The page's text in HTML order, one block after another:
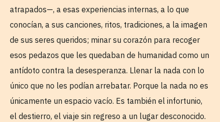
atrapados—, a esas experiencias internas, a lo que
conocían, a sus canciones, ritos, tradiciones, a la imagen
de sus seres queridos; minar su corazón para recoger
esos pedazos que les quedaban de humanidad como un
antídoto contra la desesperanza. Llenar la nada con lo
único que no les podían arrebatar. Porque la nada no es
únicamente un espacio vacío. Es también el infortunio,
el destierro, el viaje sin regreso a un lugar desconocido.